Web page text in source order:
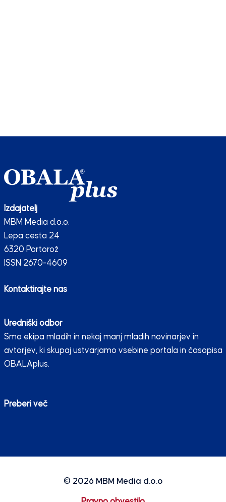
Izdajatelj
MBM Media d.o.o.
Lepa cesta 24
6320 Portorož
ISSN 2670-4609
Kontaktirajte nas
Uredniški odbor
Smo ekipa mladih in nekaj manj mladih novinarjev in
avtorjev, ki skupaj ustvarjamo vsebine portala in časopisa
OBALAplus.
Preberi več
© 2026 MBM Media d.o.o